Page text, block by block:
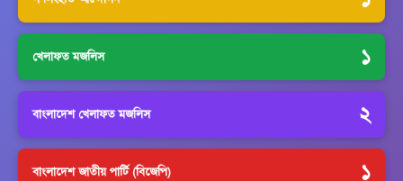
খেলাফত মজলিস ১
বাংলাদেশ খেলাফত মজলিস ২
বাংলাদেশ জাতীয় পার্টি (বিজেপি) ১